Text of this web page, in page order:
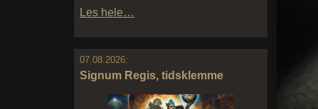
Les hele…
07.08.2026:
Signum Regis, tidsklemme